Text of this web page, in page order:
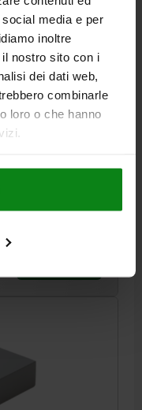
media e per
inoltre
nostro sito con i
dei dati web,
combinarle
loro o che hanno
L=160 B2=60
R1=28